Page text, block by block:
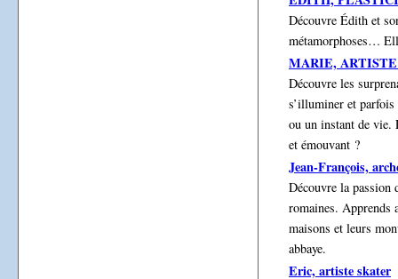
Découvre Édith et
métamorphoses…
MARIE,
Découvre les
s’illuminer et parfois
ou un instant de vie.
et émouvant ?
Jean-François,
Découvre la passion
romaines. Apprends
maisons et leurs
abbaye.
Eric, artiste skater